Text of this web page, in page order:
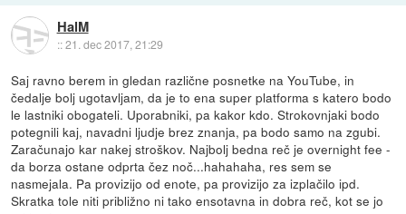
HalM
::21. dec 2017, 21:29
Saj ravno berem in gledan različne posnetke na YouTube, in
čedalje bolj ugotavljam, da je to ena super platforma s katero bodo
le lastniki obogateli. Uporabniki, pa kakor kdo. Strokovnjaki bodo
potegnili kaj, navadni ljudje brez znanja, pa bodo samo na zgubi.
Zaračunajo kar nakej stroškov. Najbolj bedna reč je overnight fee -
da borza ostane odprta čez noč...hahahaha, res sem se
nasmejala. Pa provizijo od enote, pa provizijo za izplačilo ipd.
Skratka tole niti približno ni tako ensotavna in dobra reč, kot se jo